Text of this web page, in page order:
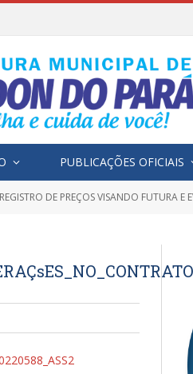
PUBLICAÇÕES OFICIAIS
VISANDO FUTURA E EVENTUAL CONTRATAÇÃO DE